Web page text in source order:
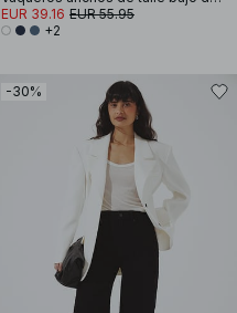
EUR 39.16 EUR 55.95
+2
-30%